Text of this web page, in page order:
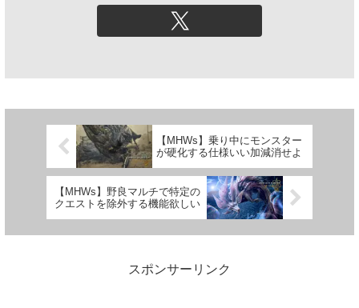
【MHWs】乗り中にモンスター
が硬化する仕様いい加減消せよ
【MHWs】野良マルチで特定の
クエストを除外する機能欲しい
スポンサーリンク